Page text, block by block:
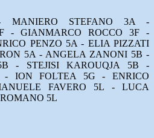
STEFANO 3A -
- GIANMARCO ROCCO 3F -
PENZO 5A - ELIA PIZZATI
5A - ANGELA ZANONI 5B -
- STEJISI KAROUQJA 5B -
- ION FOLTEA 5G - ENRICO
FAVERO 5L - LUCA
5L